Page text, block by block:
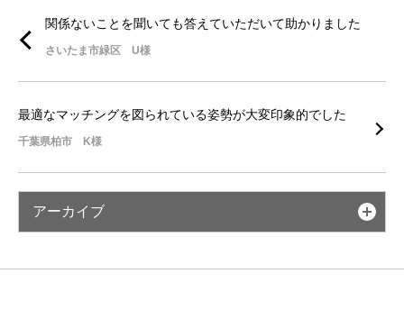
関係ないことを聞いても答えていただいて助かりました
さいたま市緑区 U様
最適なマッチングを図られている姿勢が大変印象的でした
千葉県柏市 K様
アーカイブ